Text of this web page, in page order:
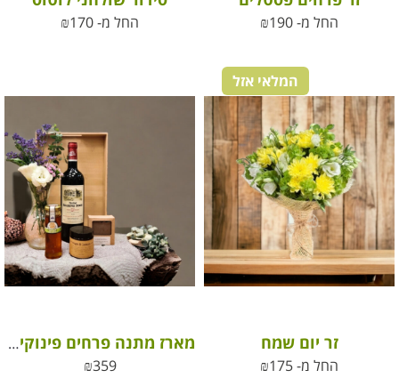
החל מ- ₪190 החל מ- ₪170
המלאי אזל
זר יום שמח
החל מ- ₪175
מארז מתנה פרחים פינוקים ויין משובח ליום הולדת
₪359